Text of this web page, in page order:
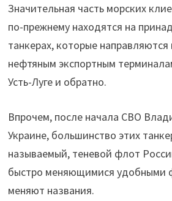
Значительная часть морских
по-прежнему находятся на
танкерах, которые направляются
нефтяным экспортным
Усть-Луге и обратно.
Впрочем, после начала СВО
Украине, большинство этих
называемый, теневой флот
быстро меняющимися удобными
меняют названия.